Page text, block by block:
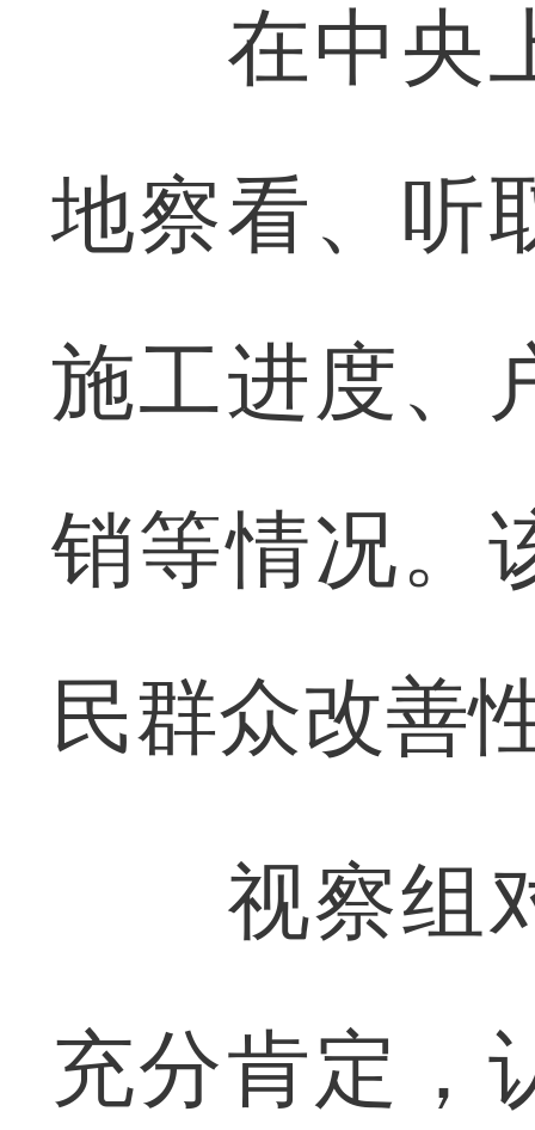
在中央上
地察看、听
施工进度、
销等情况。
民群众改善
视察组对
充分肯定，